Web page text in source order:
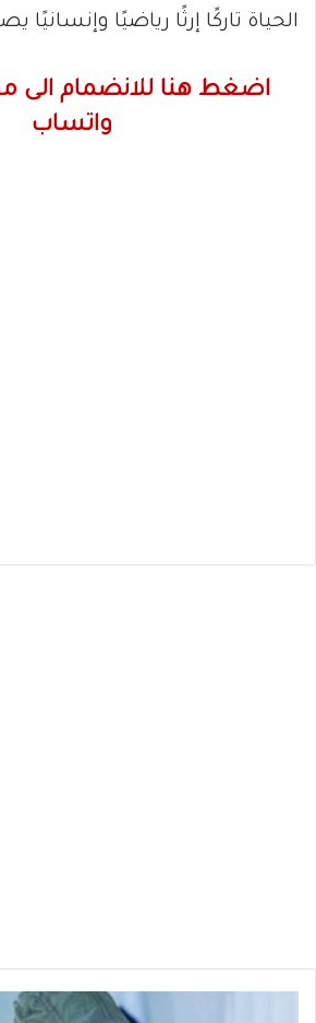
الحياة تاركًا إرثًا رياضيًا وإنسانيًا
اضغط هنا للانضمام الى
واتساب